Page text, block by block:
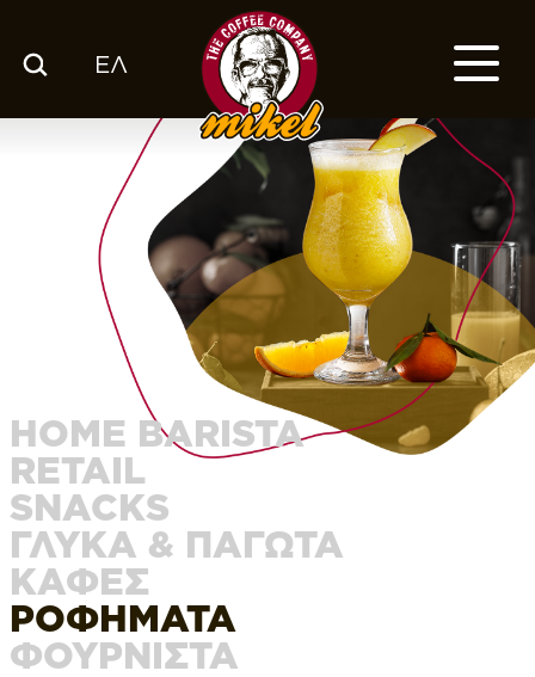
ΕΛ
ΚΑΤΑΛΟΓΟΣ
Ο ΚΑΦΕΣ ΜΑΣ
ΕΤΑΙΡΙΑ
FRANCHISE
BLOG
ΕΛ
HOME BARISTA
RETAIL
SNACKS
ΓΛΥΚΑ & ΠΑΓΩΤΑ
ΚΑΦΕΣ
ΡΟΦΗΜΑΤΑ
ΦΟΥΡΝΙΣΤΑ